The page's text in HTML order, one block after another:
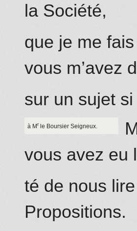
la Société,
que je me
vous m’avez
sur un sujet
à Mr le Boursier Seigneux.
vous avez eu
té de nous
Propositions.